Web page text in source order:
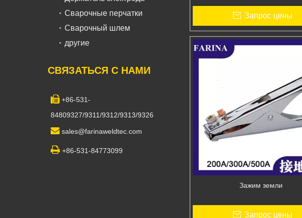
Сварочные перчатки
Сварочный шлем
другие
СВЯЗАТЬСЯ С НАМИ
 +86-531-
84809327/9311/9312/9313/9326
 sales@farinaweldtec.com
 +86-531-84773099
Запрос цены
Зажим земли
Запрос цены